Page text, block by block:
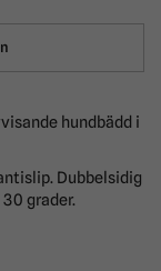
hundbädd i
Dubbelsidig
grader.